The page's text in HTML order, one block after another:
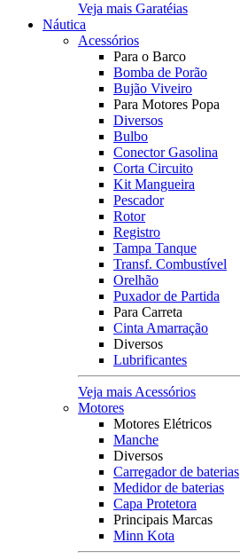
Veja mais Garatéias
Náutica
Acessórios
Para o Barco
Bomba de Porão
Bujão Viveiro
Para Motores Popa
Diversos
Bulbo
Conector Gasolina
Corta Circuito
Kit Mangueira
Pescador
Rotor
Registro
Tampa Tanque
Transf. Combustível
Orelhão
Puxador de Partida
Para Carreta
Cinta Amarração
Diversos
Lubrificantes
Veja mais Acessórios
Motores
Motores Elétricos
Manche
Diversos
Carregador de baterias
Medidor de baterias
Capa Protetora
Principais Marcas
Minn Kota